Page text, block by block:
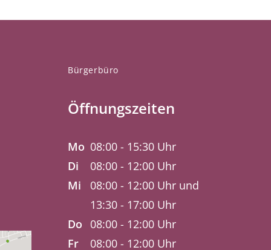
Bürgerbüro
Öffnungszeiten
Mo 08:00 - 15:30 Uhr
Di
08:00 - 12:00 Uhr
Mi
08:00 - 12:00 Uhr und
13:30 - 17:00 Uhr
Do
08:00 - 12:00 Uhr
Fr
08:00 - 12:00 Uhr